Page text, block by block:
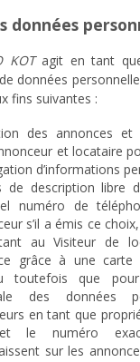
données
KOTagit en tant
données
fins suivantes :
des annonces
et locataire
d’informations
de description libre
numéro de
s’il a émis ce
au Visiteur de
grâce à une
toutefois que
des données
en tant que
le numéro
sur les